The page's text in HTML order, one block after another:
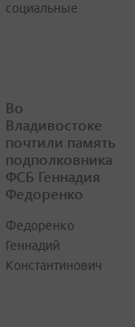
социальные
Во
Владивостоке
почтили память
подполковника
ФСБ Геннадия
Федоренко
Федоренко
Геннадий
Константинович